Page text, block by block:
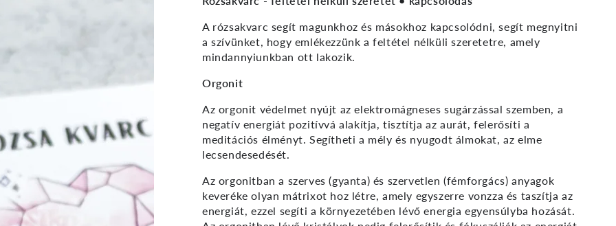
A rózsakvarc segít magunkhoz és másokhoz kapcsolódni, segít megnyitni
a szívünket, hogy emlékezzünk a feltétel nélküli szeretetre, amely
mindannyiunkban ott lakozik.
Orgonit
Az orgonit védelmet nyújt az elektromágneses sugárzással szemben, a
negatív energiát pozitívvá alakítja, tisztítja az aurát, felerősíti a
meditációs élményt. Segítheti a mély és nyugodt álmokat, az elme
lecsendesedését.
Az orgonitban a szerves (gyanta) és szervetlen (fémforgács) anyagok
keveréke olyan mátrixot hoz létre, amely egyszerre vonzza és taszítja az
energiát, ezzel segíti a környezetében lévő energia egyensúlyba hozását.